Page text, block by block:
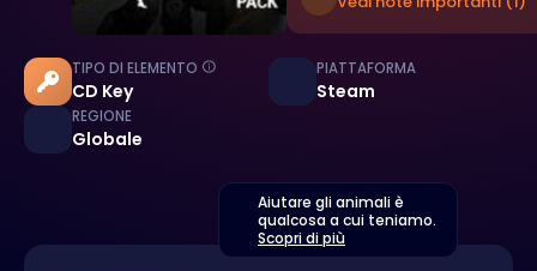
TIPO DI ELEMENTO
CD Key
PIATTAFORMA
Steam
REGIONE
Globale
Aiutare gli animali è
qualcosa a cui teniamo.
Scopri di più